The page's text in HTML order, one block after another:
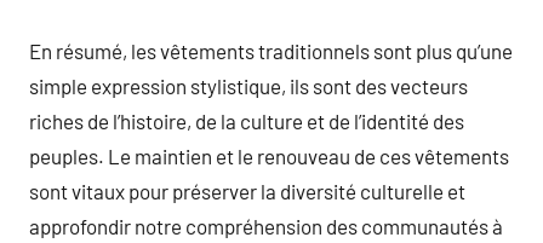
En résumé, les vêtements traditionnels sont plus qu’une
simple expression stylistique, ils sont des vecteurs
riches de l’histoire, de la culture et de l’identité des
peuples. Le maintien et le renouveau de ces vêtements
sont vitaux pour préserver la diversité culturelle et
approfondir notre compréhension des communautés à